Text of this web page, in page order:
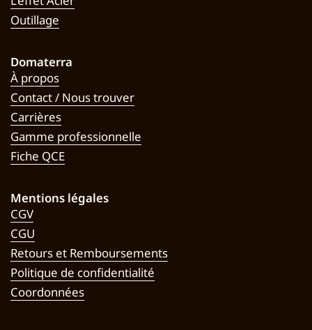
Outillage
Domaterra
À propos
Contact / Nous trouver
Carrières
Gamme professionnelle
Fiche QCE
Mentions légales
CGV
CGU
Retours et Remboursements
Politique de confidentialité
Coordonnées